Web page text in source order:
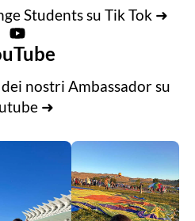
Students su Tik Tok ➜
nostri Ambassador su
➜